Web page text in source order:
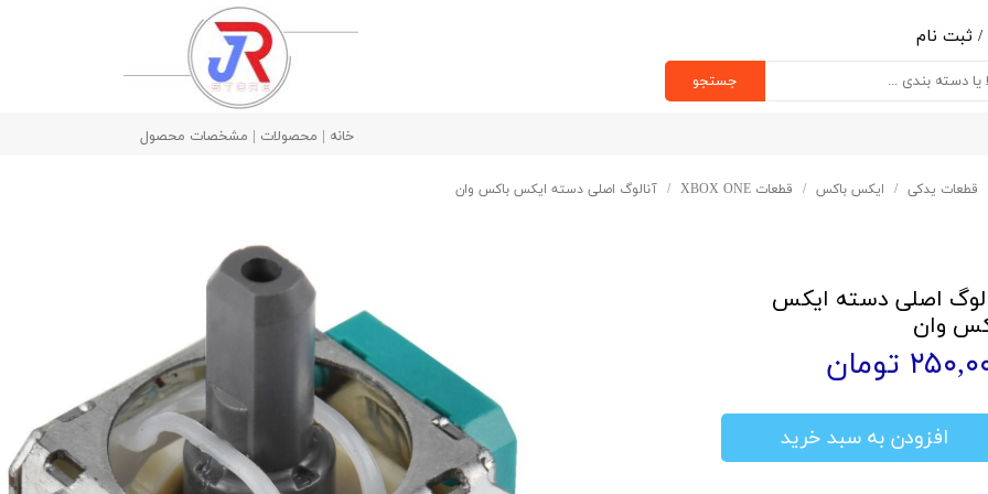
/ ثبت نام
از حساب کاربری
جستجو
خانه | محصولات | مشخصات محصول
قطعات یدکی ایکس باکس قطعات XBOX ONE آنالوگ اصلی دسته ایکس باکس وان
اصلی دسته ایکس
وان
تومان
افزودن به سبد خرید